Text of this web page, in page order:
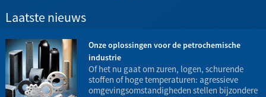
Laatste nieuws
Onze oplossingen voor de petrochemische
industrie
Of het nu gaat om zuren, logen, schurende
stoffen of hoge temperaturen: agressieve
omgevingsomstandigheden stellen bijzondere